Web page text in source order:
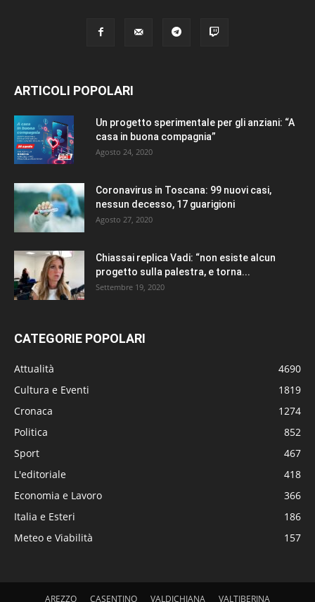
ARTICOLI POPOLARI
Un progetto sperimentale per gli anziani: “A
casa in buona compagnia”
Agosto 24, 2020
Coronavirus in Toscana: 99 nuovi casi,
nessun decesso, 17 guarigioni
Agosto 27, 2020
Chiassai replica Vadi: “non esiste alcun
progetto sulla palestra, e torna...
Settembre 19, 2020
CATEGORIE POPOLARI
Attualità
4690
Cultura e Eventi
1819
Cronaca
1274
Politica
852
Sport
467
L'editoriale
418
Economia e Lavoro
366
Italia e Esteri
186
Meteo e Viabilità
157
AREZZO CASENTINO VALDICHIANA VALTIBERINA